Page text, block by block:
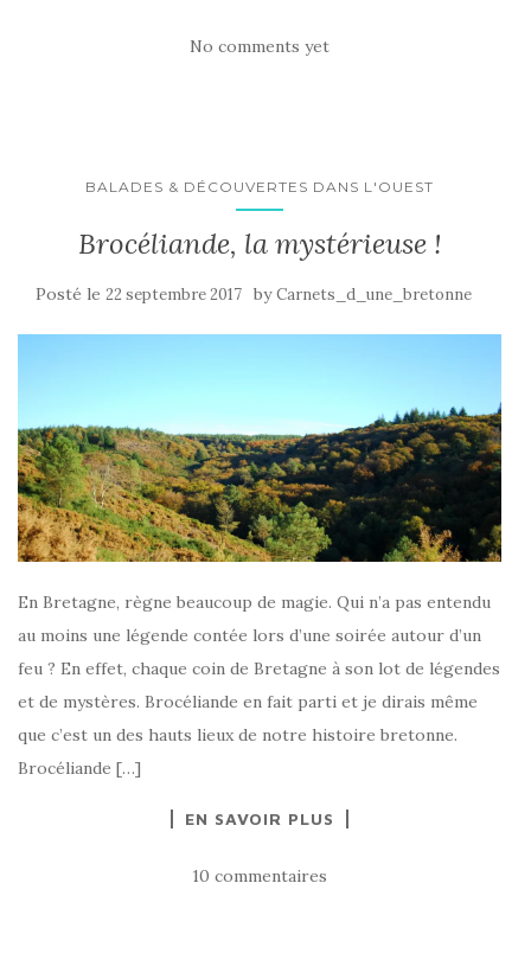
No comments yet
BALADES & DÉCOUVERTES DANS L'OUEST
Brocéliande, la mystérieuse !
Posté le 22 septembre 2017 byCarnets_d_une_bretonne
En Bretagne, règne beaucoup de magie. Qui n’a pas entendu
au moins une légende contée lors d’une soirée autour d’un
feu ? En effet, chaque coin de Bretagne à son lot de légendes
et de mystères. Brocéliande en fait parti et je dirais même
que c’est un des hauts lieux de notre histoire bretonne.
Brocéliande […]
EN SAVOIR PLUS
10 commentaires